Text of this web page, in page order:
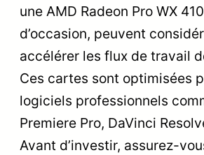
une AMD Radeon Pro WX
d’occasion, peuvent
accélérer les flux de travail
Ces cartes sont optimisées
logiciels professionnels
Premiere Pro, DaVinci
Avant d’investir, assurez-